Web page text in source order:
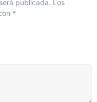
publicada. Los
*